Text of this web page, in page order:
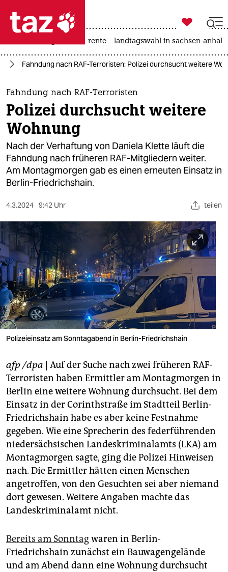
 taz zahl ich
taz zahl ich
themen
politik
öko
gesellschaft
kultur
sport
berlin
nord
wahrheit
verlag
verlag
veranstaltungen
fragen & hilfe
unterstützen
abo
genossenschaft
epaper login

taz zahl ich
rente landtagswahl in sachsen-anhalt
Fahndung nach RAF-Terroristen: Polizei durchsucht weitere
Fahndung nach RAF-Terroristen
Polizei durchsucht weitere
Wohnung
Nach der Verhaftung von Daniela Klette läuft die
Fahndung nach früheren RAF-Mitgliedern weiter.
Am Montagmorgen gab es einen erneuten Einsatz in
Berlin-Friedrichshain.
4.3.2024 9:42 Uhr teilen
Polizeieinsatz am Sonntagabend in Berlin-Friedrichshain
afp /dpa | Auf der Suche nach zwei früheren RAF-
Terroristen haben Ermittler am Montagmorgen in
Berlin eine weitere Wohnung durchsucht. Bei dem
Einsatz in der Corinthstraße im Stadtteil Berlin-
Friedrichshain habe es aber keine Festnahme
gegeben. Wie eine Sprecherin des federführenden
niedersächsischen Landeskriminalamts (LKA) am
Montagmorgen sagte, ging die Polizei Hinweisen
nach. Die Ermittler hätten einen Menschen
angetroffen, von den Gesuchten sei aber niemand
dort gewesen. Weitere Angaben machte das
Landeskriminalamt nicht.
Bereits am Sonntagwaren in Berlin-
Friedrichshain zunächst ein Bauwagengelände
und am Abend dann eine Wohnung durchsucht